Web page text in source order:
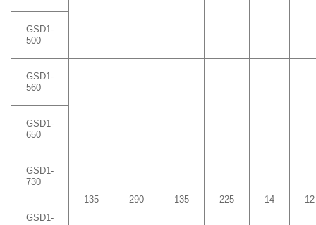
GSD1-
500
GSD1-
560
135 290 135 225 14 12
GSD1-
650
GSD1-
730
GSD1-